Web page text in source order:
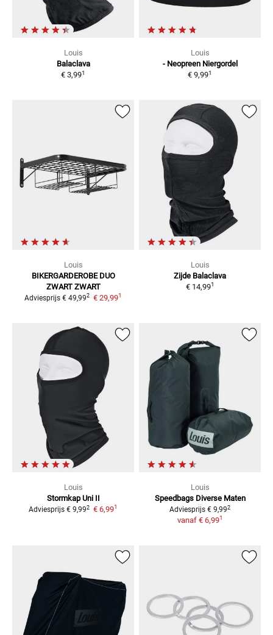
Louis
Balaclava
€ 3,991
Louis
- Neopreen Niergordel
€ 9,991
Louis
BIKERGARDEROBE DUO
ZWART ZWART
Adviesprijs € 49,992 € 29,991
Louis
Zijde Balaclava
€ 14,991
Louis
Stormkap Uni II
Adviesprijs € 9,992 € 6,991
Louis
Speedbags Diverse Maten
Adviesprijs € 9,992
vanaf € 6,991